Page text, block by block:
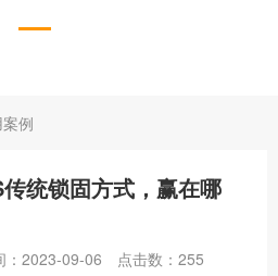
例
统锁固方式，赢在哪
：2023-09-06 点击数： 255